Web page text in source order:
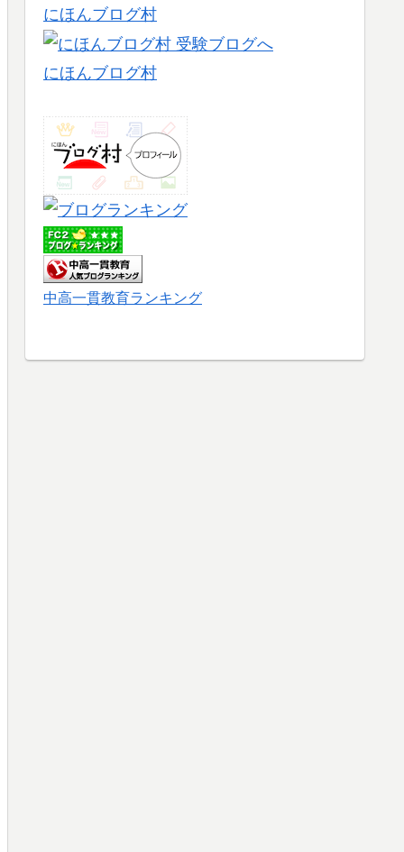
にほんブログ村
にほんブログ村
中高一貫教育ランキング